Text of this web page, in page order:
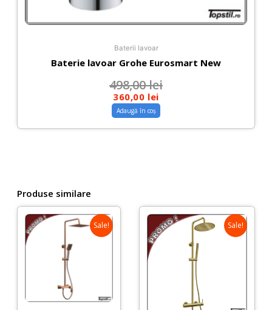
Baterii lavoar
Baterie lavoar Grohe Eurosmart New
498,00lei
360,00 lei
Adaugă în coș
Produse similare
Sale! Sale!